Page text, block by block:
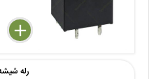
delete
remove
add